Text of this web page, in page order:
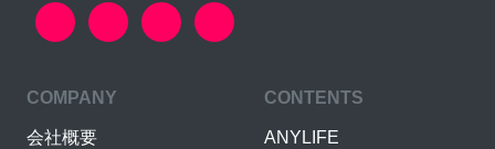
COMPANY
会社概要
CONTENTS
ANYLIFE